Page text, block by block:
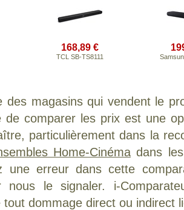
168,89 €
TCL SB-TS8111
des magasins qui vendent le
de comparer les prix est une
particulièrement dans la
Home-Cinémadans les
une erreur dans cette
nous le signaler. i-
tout dommage direct ou indirect